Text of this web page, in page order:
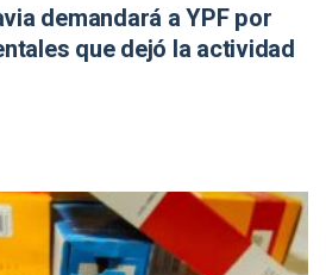
demandará a YPF por
que dejó la actividad